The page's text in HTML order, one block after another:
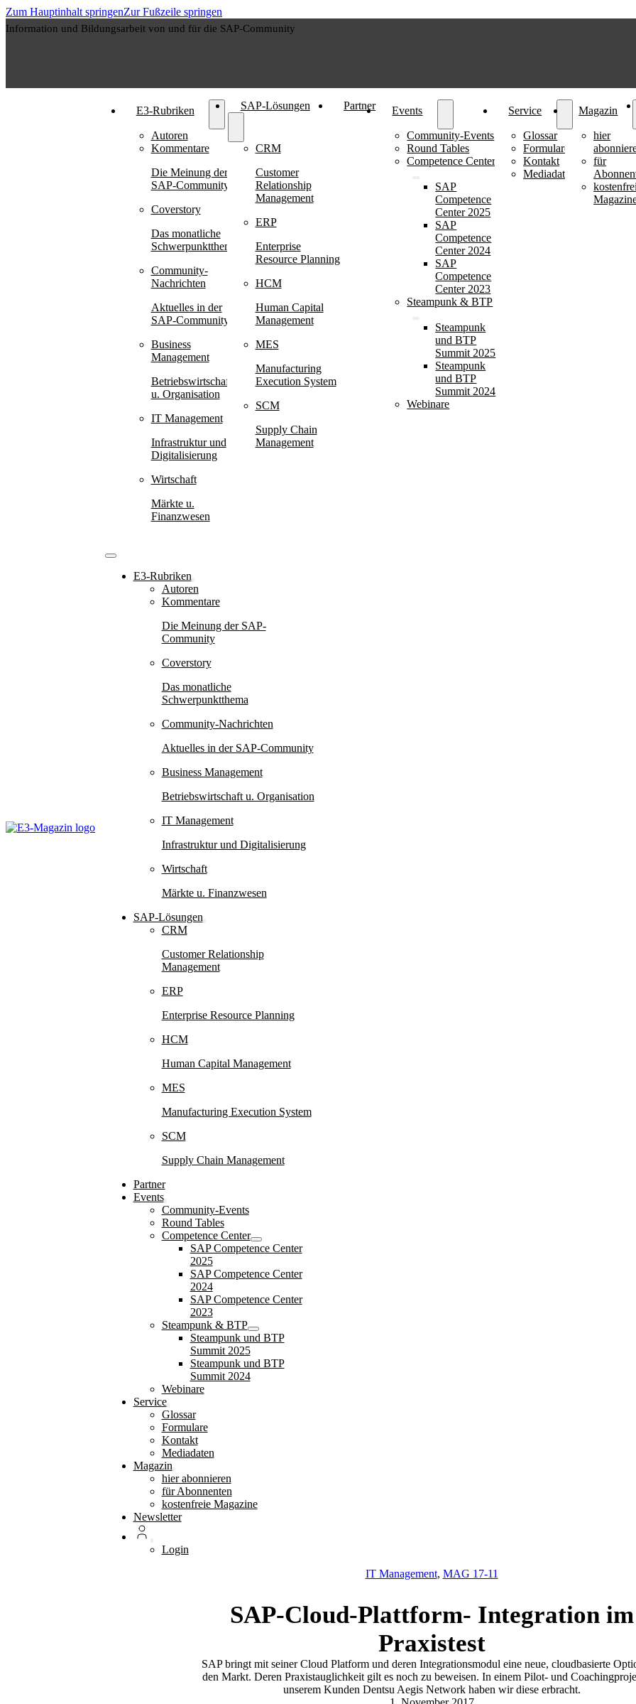
Zum Hauptinhalt springenZur Fußzeile springen
Information und Bildungsarbeit von und für die SAP-Community
E3-Rubriken
Autoren
Kommentare
Die Meinung der
SAP-Community
Coverstory
Das monatliche
Schwerpunktthema
Community-
Nachrichten
Aktuelles in der
SAP-Community
Business
Management
Betriebswirtschaft
u. Organisation
IT Management
Infrastruktur und
Digitalisierung
Wirtschaft
Märkte u.
Finanzwesen
SAP-Lösungen
CRM
Customer
Relationship
Management
ERP
Enterprise
Resource Planning
HCM
Human Capital
Management
MES
Manufacturing
Execution System
SCM
Supply Chain
Management
Partner Events
Community-Events
Round Tables
Competence Center
SAP
Competence
Center 2025
SAP
Competence
Center 2024
SAP
Competence
Center 2023
Steampunk & BTP
Steampunk
und BTP
Summit 2025
Steampunk
und BTP
Summit 2024
Webinare
Service
Glossar
Formulare
Kontakt
Mediadaten
Magazin
hier
für
E3-Rubriken
Autoren
Kommentare
Die Meinung der SAP-
Community
Coverstory
Das monatliche
Schwerpunktthema
Community-Nachrichten
Aktuelles in der SAP-Community
Business Management
Betriebswirtschaft u. Organisation
IT Management
Infrastruktur und Digitalisierung
Wirtschaft
Märkte u. Finanzwesen
SAP-Lösungen
CRM
Customer Relationship
Management
ERP
Enterprise Resource Planning
HCM
Human Capital Management
MES
Manufacturing Execution System
SCM
Supply Chain Management
Partner
Events
Community-Events
Round Tables
Competence Center
SAP Competence Center
2025
SAP Competence Center
2024
SAP Competence Center
2023
Steampunk & BTP
Steampunk und BTP
Summit 2025
Steampunk und BTP
Summit 2024
Webinare
Service
Glossar
Formulare
Kontakt
Mediadaten
Magazin
hier abonnieren
für Abonnenten
kostenfreie Magazine
Newsletter
Login
IT Management, MAG 17-11
SAP-Cloud-Plattform- Integration im
Praxistest
SAP bringt mit seiner Cloud Platform und deren Integrationsmodul eine neue, cloudbasierte
den Markt. Deren Praxistauglichkeit gilt es noch zu beweisen. In einem Pilot- und
unserem Kunden Dentsu Aegis Network haben wir diese erbracht.